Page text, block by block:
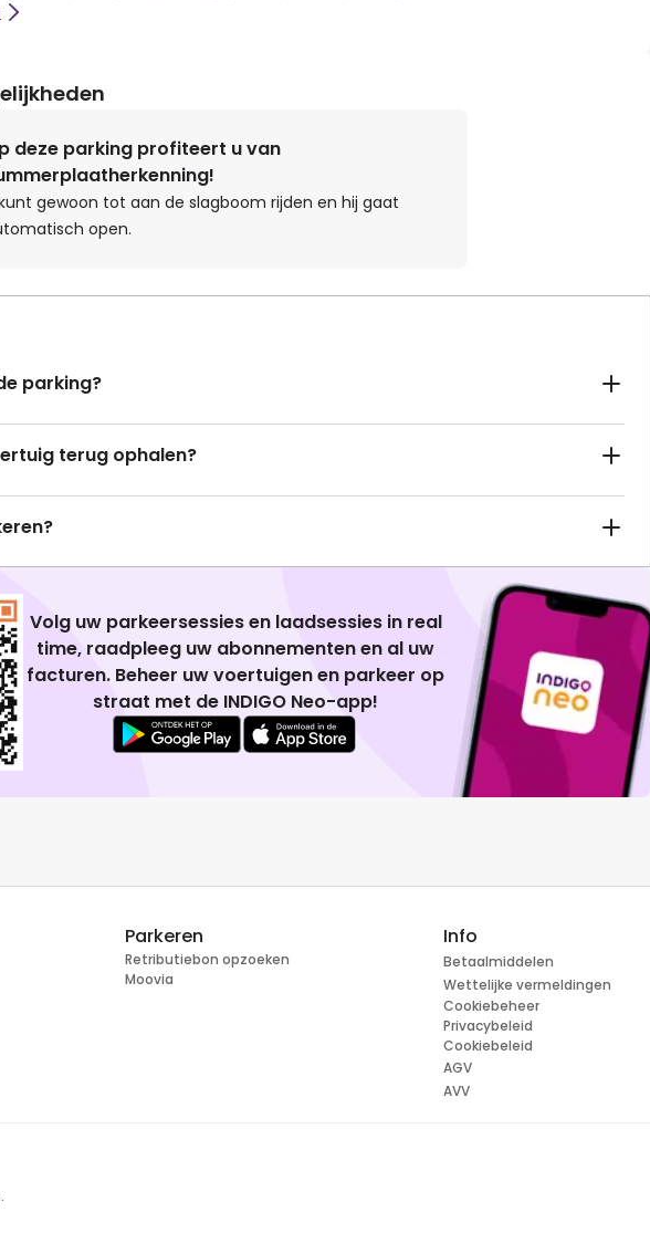
deze parking profiteert u van
gewoon tot aan de slagboom rijden en hij gaat
open.
parking?
terug ophalen?
Volg uw parkeersessies en laadsessies in real
time, raadpleeg uw abonnementen en al uw
facturen. Beheer uw voertuigen en parkeer op
straat met de INDIGO Neo-app!
Parkeren
Retributiebon opzoeken
Moovia
Info
Betaalmiddelen
Wettelijke vermeldingen
Cookiebeheer
Privacybeleid
Cookiebeleid
AGV
AVV